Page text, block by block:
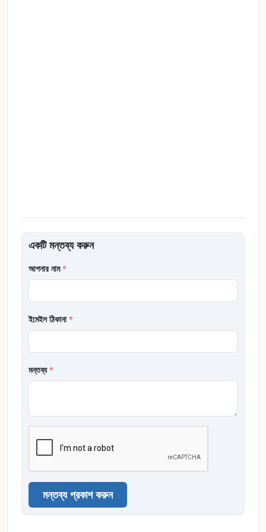
একটি মন্তব্য করুন
আপনার নাম*
ইমেইল ঠিকানা*
মন্তব্য*
মন্তব্য প্রকাশ করুন